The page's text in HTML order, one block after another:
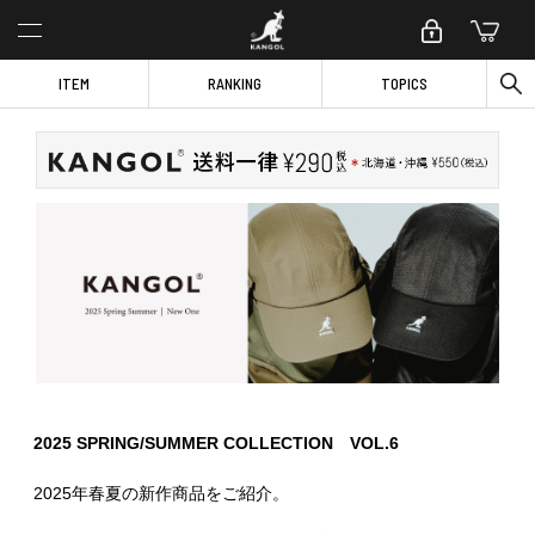
ITEM RANKING TOPICS
2025 SPRING/SUMMER COLLECTION VOL.6
2025年春夏の新作商品をご紹介。